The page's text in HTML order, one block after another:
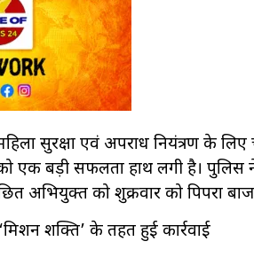
सुरक्षा एवं अपराध नियंत्रण के
को एक बड़ी सफलता हाथ लगी है।
अभियुक्त को शुक्रवार को पिपरा
शक्ति’ के तहत हुई कार्रवाई